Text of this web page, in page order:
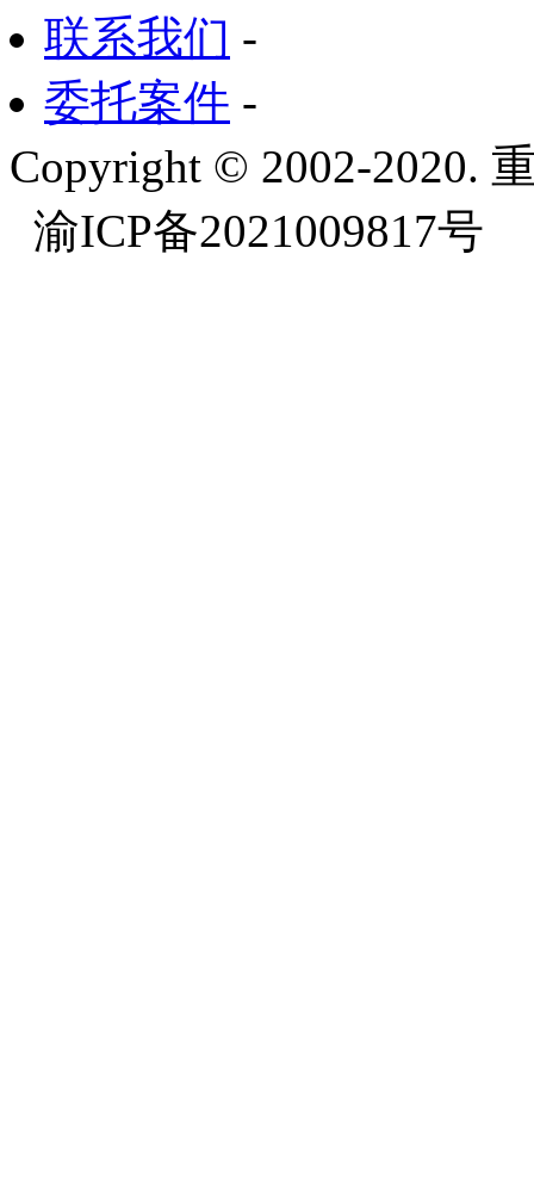
联系我们 -
委托案件 -
Copyright © 2002-2020.
渝ICP备2021009817号